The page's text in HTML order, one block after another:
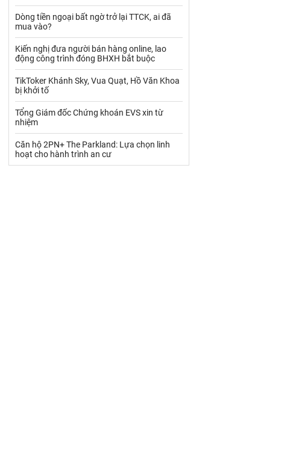
Sữa
Than Thức ăn chăn nuôi
Thủy hải sản khác Tôm
Vàng
VLXD khác Xăng dầu
Xi măng - Clynker
Dòng tiền ngoại bất ngờ trở lại TTCK, ai đã
mua vào?
Kiến nghị đưa người bán hàng online, lao
động công trình đóng BHXH bắt buộc
TikToker Khánh Sky, Vua Quạt, Hồ Văn Khoa
bị khởi tố
Tổng Giám đốc Chứng khoán EVS xin từ
nhiệm
Căn hộ 2PN+ The Parkland: Lựa chọn linh
hoạt cho hành trình an cư